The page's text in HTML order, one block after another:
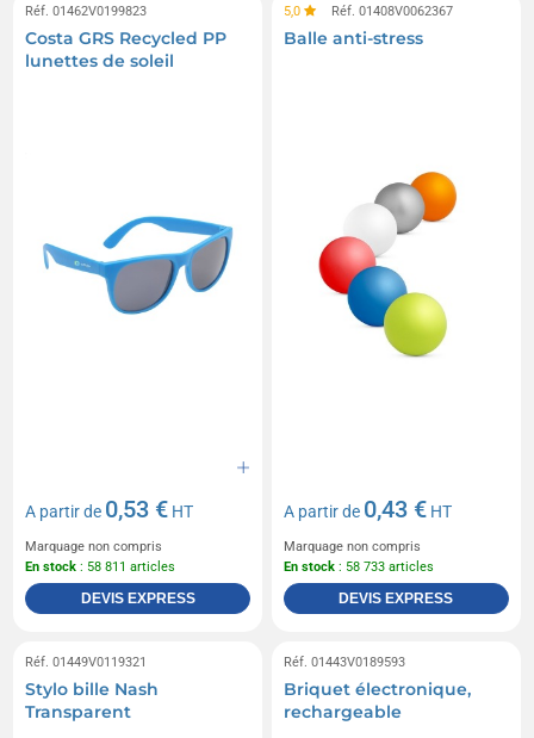
Réf. 01462V0199823
Costa GRS Recycled PP
lunettes de soleil
A partir de 0,53 € HT
Marquage non compris
En stock : 58 811 articles
DEVIS EXPRESS
5,0 Réf. 01408V0062367
Balle anti-stress
A partir de 0,43 € HT
Marquage non compris
En stock : 58 733 articles
DEVIS EXPRESS
Réf. 01449V0119321
Stylo bille Nash
Transparent
Réf. 01443V0189593
Briquet électronique,
rechargeable